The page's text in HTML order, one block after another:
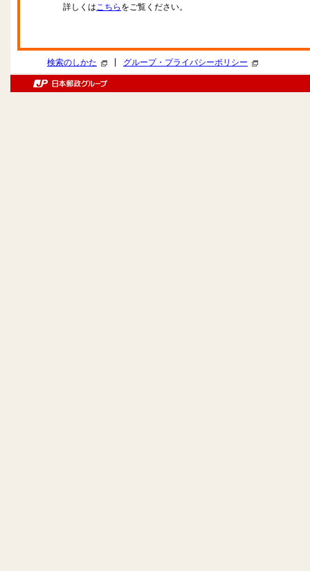
詳しくはこちら をご覧ください。
検索のしかた グループ・プライバシーポリシー